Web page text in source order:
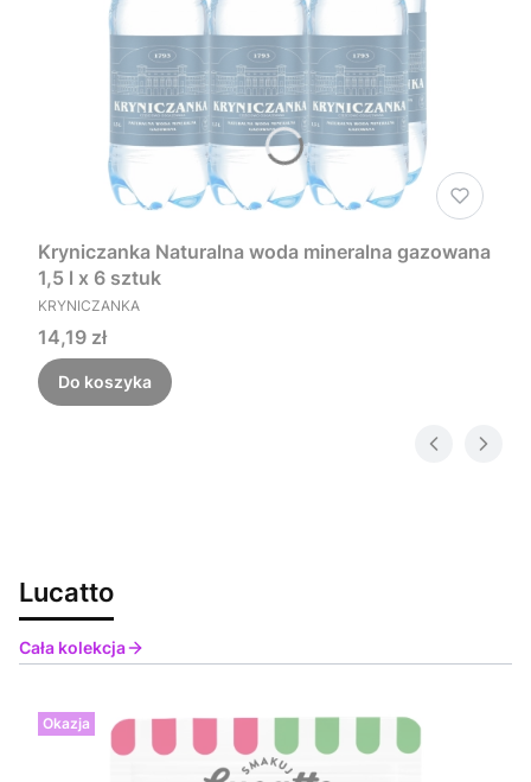
Kryniczanka Naturalna woda mineralna gazowana
1,5 l x 6 sztuk
PRODUCENT
KRYNICZANKA
Cena
14,19 zł
Do koszyka
Lucatto
Cała kolekcja
Okazja